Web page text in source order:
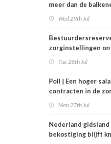
meer dan de
Wed 29th Jul
zorginstellingen
Tue 28th Jul
Poll | Een hoger
contracten in de
Mon 27th Jul
Nederland
bekostiging blijft